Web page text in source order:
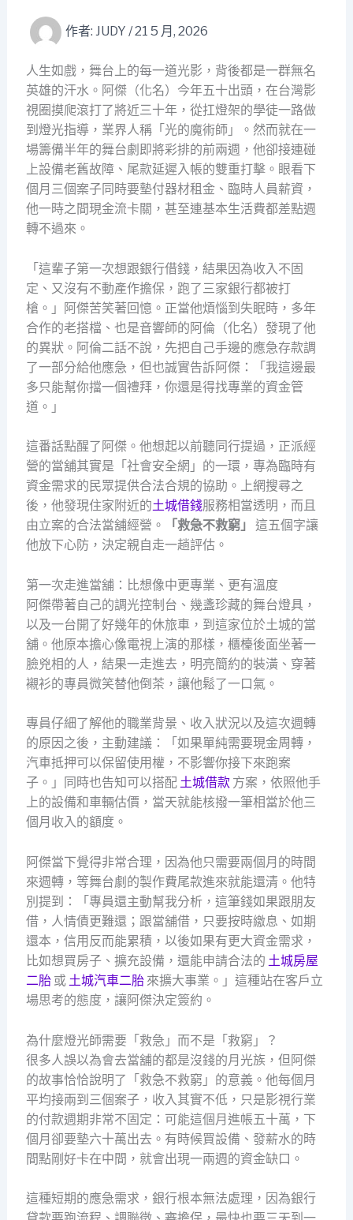
作者: JUDY /21 5 月, 2026
人生如戲，舞台上的每一道光影，背後都是一群無名
英雄的汗水。阿傑（化名）今年五十出頭，在台灣影
視圈摸爬滾打了將近三十年，從扛燈架的學徒一路做
到燈光指導，業界人稱「光的魔術師」。然而就在一
場籌備半年的舞台劇即將彩排的前兩週，他卻接連碰
上設備老舊故障、尾款延遲入帳的雙重打擊。眼看下
個月三個案子同時要墊付器材租金、臨時人員薪資，
他一時之間現金流卡關，甚至連基本生活費都差點週
轉不過來。
「這輩子第一次想跟銀行借錢，結果因為收入不固
定、又沒有不動產作擔保，跑了三家銀行都被打
槍。」阿傑苦笑著回憶。正當他煩惱到失眠時，多年
合作的老搭檔、也是音響師的阿倫（化名）發現了他
的異狀。阿倫二話不說，先把自己手邊的應急存款調
了一部分給他應急，但也誠實告訴阿傑：「我這邊最
多只能幫你擋一個禮拜，你還是得找專業的資金管
道。」
這番話點醒了阿傑。他想起以前聽同行提過，正派經
營的當舖其實是「社會安全網」的一環，專為臨時有
資金需求的民眾提供合法合規的協助。上網搜尋之
後，他發現住家附近的土城借錢服務相當透明，而且
由立案的合法當舖經營。
「救急不救窮」
這五個字讓
他放下心防，決定親自走一趟評估。
第一次走進當舖：比想像中更專業、更有溫度
阿傑帶著自己的調光控制台、幾盞珍藏的舞台燈具，
以及一台開了好幾年的休旅車，到這家位於土城的當
舖。他原本擔心像電視上演的那樣，櫃檯後面坐著一
臉兇相的人，結果一走進去，明亮簡約的裝潢、穿著
襯衫的專員微笑替他倒茶，讓他鬆了一口氣。
專員仔細了解他的職業背景、收入狀況以及這次週轉
的原因之後，主動建議：「如果單純需要現金周轉，
汽車抵押可以保留使用權，不影響你接下來跑案
子。」同時也告知可以搭配 土城借款方案，依照他手
上的設備和車輛估價，當天就能核撥一筆相當於他三
個月收入的額度。
阿傑當下覺得非常合理，因為他只需要兩個月的時間
來週轉，等舞台劇的製作費尾款進來就能還清。他特
別提到：「專員還主動幫我分析，這筆錢如果跟朋友
借，人情債更難還；跟當舖借，只要按時繳息、如期
還本，信用反而能累積，以後如果有更大資金需求，
比如想買房子、擴充設備，還能申請合法的 土城房屋
二胎或 土城汽車二胎來擴大事業。」這種站在客戶立
場思考的態度，讓阿傑決定簽約。
為什麼燈光師需要「救急」而不是「救窮」？
很多人誤以為會去當舖的都是沒錢的月光族，但阿傑
的故事恰恰說明了「救急不救窮」的意義。他每個月
平均接兩到三個案子，收入其實不低，只是影視行業
的付款週期非常不固定：可能這個月進帳五十萬，下
個月卻要墊六十萬出去。有時候買設備、發薪水的時
間點剛好卡在中間，就會出現一兩週的資金缺口。
這種短期的應急需求，銀行根本無法處理，因為銀行